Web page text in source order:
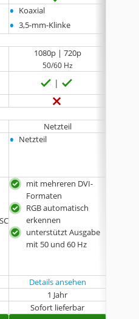
• Koaxial
• 3,5-mm-Klinke
1080p | 720p
50/60 Hz
Netzteil
• Netzteil
mit mehreren DVI-
Formaten
RGB automatisch
erkennen
unterstützt Ausgabe
mit 50 und 60 Hz
Details ansehen
1 Jahr
Sofort lieferbar